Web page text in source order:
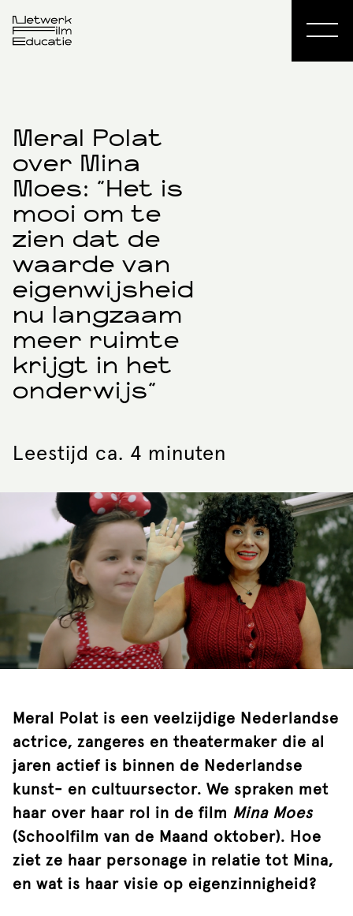
Meral Polat
over Mina
Moes: "Het is
mooi om te
zien dat de
waarde van
eigenwijsheid
nu langzaam
meer ruimte
krijgt in het
onderwijs"
Leestijd ca. 4 minuten
Meral Polat is een veelzijdige Nederlandse
actrice, zangeres en theatermaker die al
jaren actief is binnen de Nederlandse
kunst- en cultuursector. We spraken met
haar over haar rol in de film Mina Moes
(Schoolfilm van de Maand oktober). Hoe
ziet ze haar personage in relatie tot Mina,
en wat is haar visie op eigenzinnigheid?